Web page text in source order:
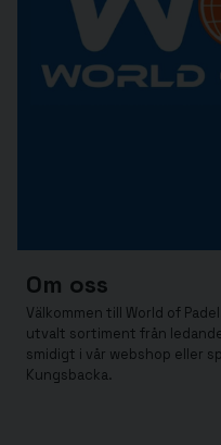
Om oss
Välkommen till World of
utvalt sortiment från
smidigt i vår webshop eller
Kungsbacka.